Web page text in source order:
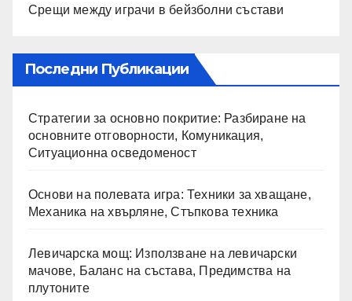
Срещи между играчи в бейзболни състави
Последни Публикации
Стратегии за основно покритие: Разбиране на
основните отговорности, Комуникация,
Ситуационна осведоменост
Основи на полевата игра: Техники за хващане,
Механика на хвърляне, Стъпкова техника
Левичарска мощ: Използване на левичарски
мачове, Баланс на състава, Предимства на
плутоните